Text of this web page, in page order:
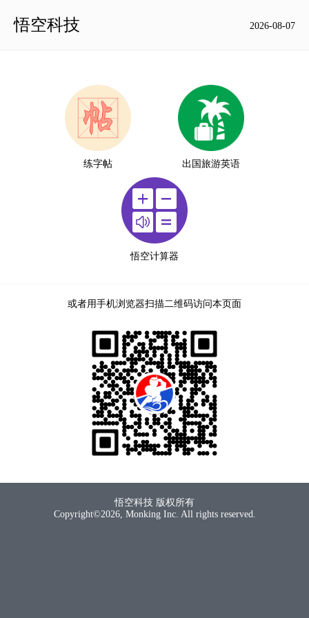
悟空科技 2026-08-07
练字帖 出国旅游英语
悟空计算器
或者用手机浏览器扫描二维码访问本页面
悟空科技 版权所有
Copyright©2026, Monking Inc. All rights reserved.